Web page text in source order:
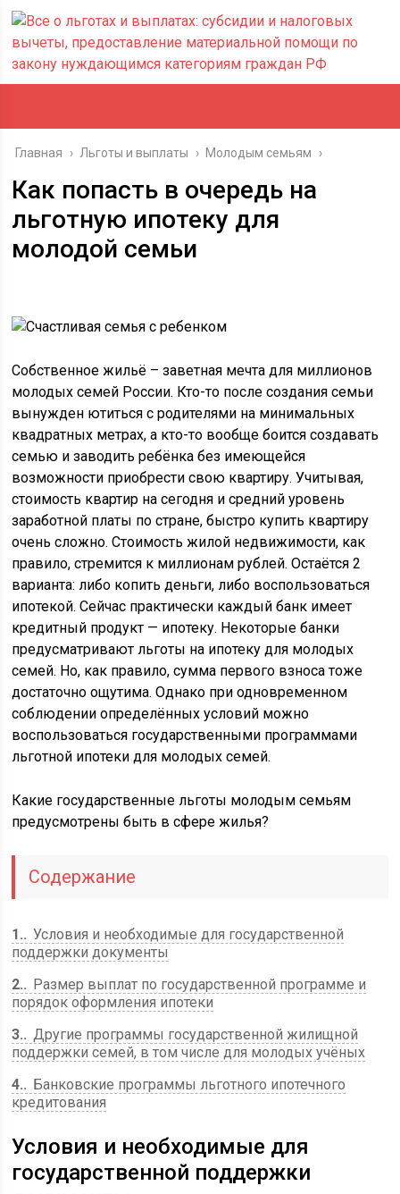
Главная › Льготы и выплаты › Молодым семьям ›
Как попасть в очередь на
льготную ипотеку для
молодой семьи
Собственное жильё – заветная мечта для миллионов
молодых семей России. Кто-то после создания семьи
вынужден ютиться с родителями на минимальных
квадратных метрах, а кто-то вообще боится создавать
семью и заводить ребёнка без имеющейся
возможности приобрести свою квартиру. Учитывая,
стоимость квартир на сегодня и средний уровень
заработной платы по стране, быстро купить квартиру
очень сложно. Стоимость жилой недвижимости, как
правило, стремится к миллионам рублей. Остаётся 2
варианта: либо копить деньги, либо воспользоваться
ипотекой. Сейчас практически каждый банк имеет
кредитный продукт — ипотеку. Некоторые банки
предусматривают льготы на ипотеку для молодых
семей. Но, как правило, сумма первого взноса тоже
достаточно ощутима. Однако при одновременном
соблюдении определённых условий можно
воспользоваться государственными программами
льготной ипотеки для молодых семей.
Какие государственные льготы молодым семьям
предусмотрены быть в сфере жилья?
Содержание
1.
Условия и необходимые для государственной
поддержки документы
2.
Размер выплат по государственной программе и
порядок оформления ипотеки
3.
Другие программы государственной жилищной
поддержки семей, в том числе для молодых учёных
4.
Банковские программы льготного ипотечного
кредитования
Условия и необходимые для
государственной поддержки